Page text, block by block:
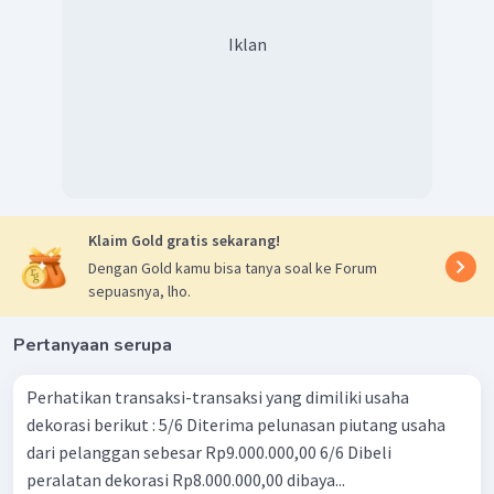
Iklan
Klaim Gold gratis sekarang!
Dengan Gold kamu bisa tanya soal ke Forum
sepuasnya, lho.
Pertanyaan serupa
Perhatikan transaksi-transaksi yang dimiliki usaha
dekorasi berikut : 5/6 Diterima pelunasan piutang usaha
dari pelanggan sebesar Rp9.000.000,00 6/6 Dibeli
peralatan dekorasi Rp8.000.000,00 dibaya...